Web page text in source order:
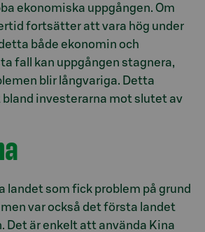
ekonomiska uppgången. Om
fortsätter att vara hög under
både ekonomin och
fall kan uppgången stagnera,
blir långvariga. Detta
investerarna mot slutet av
landet som fick problem på grund
var också det första landet
Det är enkelt att använda Kina